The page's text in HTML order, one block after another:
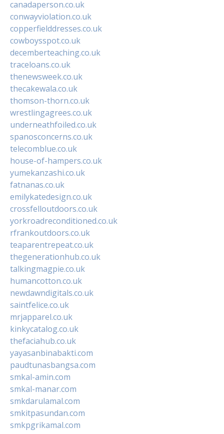
canadaperson.co.uk
conwayviolation.co.uk
copperfielddresses.co.uk
cowboysspot.co.uk
decemberteaching.co.uk
traceloans.co.uk
thenewsweek.co.uk
thecakewala.co.uk
thomson-thorn.co.uk
wrestlingagrees.co.uk
underneathfoiled.co.uk
spanosconcerns.co.uk
telecomblue.co.uk
house-of-hampers.co.uk
yumekanzashi.co.uk
fatnanas.co.uk
emilykatedesign.co.uk
crossfelloutdoors.co.uk
yorkroadreconditioned.co.uk
rfrankoutdoors.co.uk
teaparentrepeat.co.uk
thegenerationhub.co.uk
talkingmagpie.co.uk
humancotton.co.uk
newdawndigitals.co.uk
saintfelice.co.uk
mrjapparel.co.uk
kinkycatalog.co.uk
thefaciahub.co.uk
yayasanbinabakti.com
paudtunasbangsa.com
smkal-amin.com
smkal-manar.com
smkdarulamal.com
smkitpasundan.com
smkpgrikamal.com